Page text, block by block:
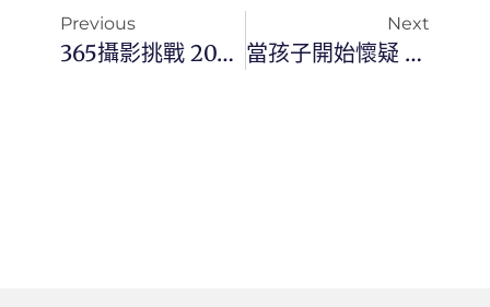
Previous
365攝影挑戰 20251221(日)355/365 Day3624
Next
當孩子開始懷疑 AI，真正的 AI 教育才剛開始